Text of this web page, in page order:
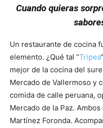
Cuando quieras
Un restaurante de cocina
elemento. ¿Qué tal “Tripea
mejor de la cocina del
Mercado de Vallermoso y
comida de calle peruana,
Mercado de la Paz.
Martínez Foronda.